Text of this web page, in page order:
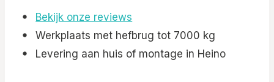
Bekijk onze reviews
Werkplaats met hefbrug tot 7000 kg
Levering aan huis of montage in Heino